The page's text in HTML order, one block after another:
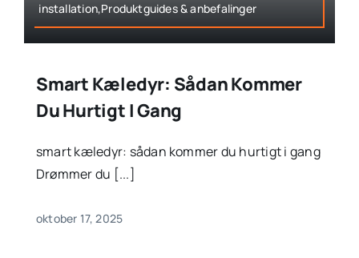
installation,Produktguides & anbefalinger
Smart Kæledyr: Sådan Kommer
Du Hurtigt I Gang
smart kæledyr: sådan kommer du hurtigt i gang
Drømmer du [...]
oktober 17, 2025